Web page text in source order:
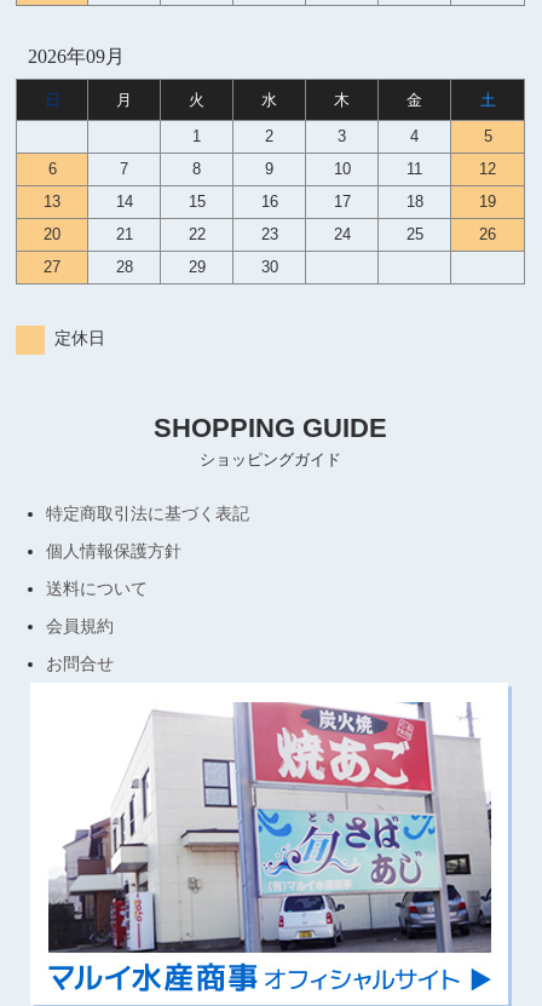
2026年09月
日 月 火 水 木 金
土
1
2 3 4
5
6
7 8 9 10 11
12
13
14 15 16 17 18
19
20
21 22 23 24 25
26
27
28 29 30
定休日
SHOPPING GUIDE
ショッピングガイド
特定商取引法に基づく表記
個人情報保護方針
送料について
会員規約
お問合せ